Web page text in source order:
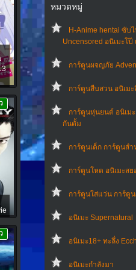
หมวดหมู่
H-Anime hentai ซับ
Uncensored อนิเมะโป๊
การ์ตูนผจญภัย
การ์ตูนสืบสวน อนิเม
การ์ตูนหุ่นยนต์ อนิเม
กันดั้ม
การ์ตูนเด็ก การ์ตูนสำ
การ์ตูนโหด อนิเมะส
การ์ตูนใส่แว่น การ์ตู
อนิเมะ Supernatural
อนิเมะ18+ ทะลึ่ง
อนิเมะกำลังมา